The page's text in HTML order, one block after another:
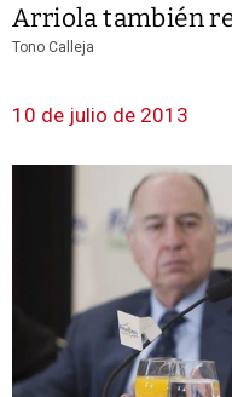
Arriola también
Tono Calleja
10 de julio de 2013